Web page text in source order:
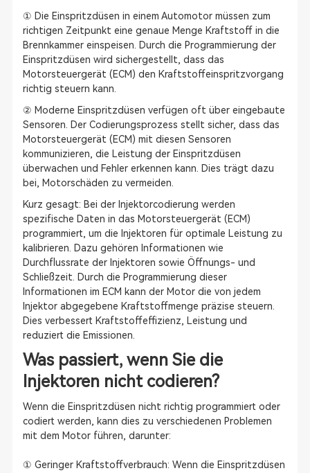
① Die Einspritzdüsen in einem Automotor müssen zum
richtigen Zeitpunkt eine genaue Menge Kraftstoff in die
Brennkammer einspeisen. Durch die Programmierung der
Einspritzdüsen wird sichergestellt, dass das
Motorsteuergerät (ECM) den Kraftstoffeinspritzvorgang
richtig steuern kann.
② Moderne Einspritzdüsen verfügen oft über eingebaute
Sensoren. Der Codierungsprozess stellt sicher, dass das
Motorsteuergerät (ECM) mit diesen Sensoren
kommunizieren, die Leistung der Einspritzdüsen
überwachen und Fehler erkennen kann. Dies trägt dazu
bei, Motorschäden zu vermeiden.
Kurz gesagt: Bei der Injektorcodierung werden
spezifische Daten in das Motorsteuergerät (ECM)
programmiert, um die Injektoren für optimale Leistung zu
kalibrieren. Dazu gehören Informationen wie
Durchflussrate der Injektoren sowie Öffnungs- und
Schließzeit. Durch die Programmierung dieser
Informationen im ECM kann der Motor die von jedem
Injektor abgegebene Kraftstoffmenge präzise steuern.
Dies verbessert Kraftstoffeffizienz, Leistung und
reduziert die Emissionen.
Was passiert, wenn Sie die
Injektoren nicht codieren?
Wenn die Einspritzdüsen nicht richtig programmiert oder
codiert werden, kann dies zu verschiedenen Problemen
mit dem Motor führen, darunter:
① Geringer Kraftstoffverbrauch: Wenn die Einspritzdüsen